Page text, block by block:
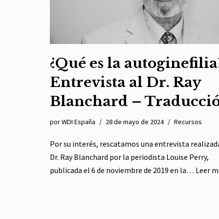
¿Qué es la
Entrevista al Dr. Ray
Blanchard –
porWDI España 28 de mayo de 2024 Recursos
Por su interés, rescatamos una entrevista
Dr. Ray Blanchard por la periodista Louise Perry,
publicada el 6 de noviembre de 2019 en la… Leer